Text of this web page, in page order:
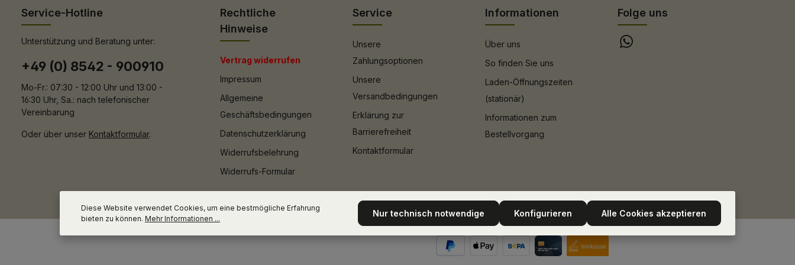
Service-Hotline
Unterstützung und Beratung unter:
+49 (0) 8542 - 900910
Mo-Fr.: 07:30 - 12:00 Uhr und 13:00 -
16:30 Uhr, Sa.: nach telefonischer
Vereinbarung
Oder über unser Kontaktformular.
Rechtliche
Hinweise
Vertrag widerrufen
Impressum
Allgemeine
Geschäftsbedingungen
Datenschutzerklärung
Widerrufsbelehrung
Widerrufs-Formular
Service
Unsere
Zahlungsoptionen
Unsere
Versandbedingungen
Erklärung zur
Barrierefreiheit
Kontaktformular
Informationen
Über uns
So finden Sie uns
Laden-Öffnungszeiten
(stationär)
Informationen zum
Bestellvorgang
Folge uns
Diese Website verwendet Cookies, um eine bestmögliche Erfahrung
bieten zu können. Mehr Informationen ... Nur technisch notwendige Konfigurieren Alle Cookies akzeptieren